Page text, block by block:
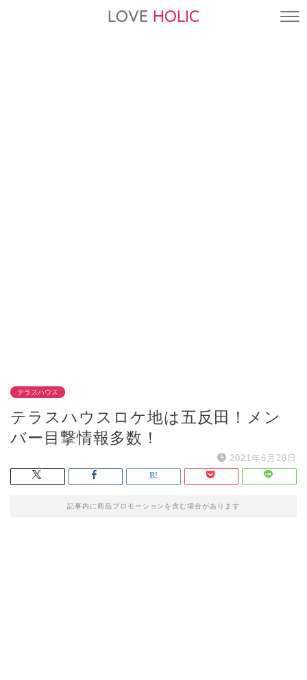
LOVE HOLIC
テラスハウス
テラスハウスロケ地は五反田！メン
バー目撃情報多数！
2021年6月28日
記事内に商品プロモーションを含む場合があります